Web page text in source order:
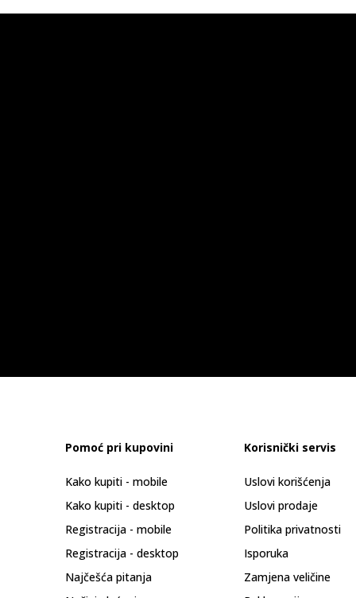
Pomoć pri kupovini
Kako kupiti - mobile
Kako kupiti - desktop
Registracija - mobile
Registracija - desktop
Najčešća pitanja
Korisnički servis
Uslovi korišćenja
Uslovi prodaje
Politika privatnosti
Isporuka
Zamjena veličine